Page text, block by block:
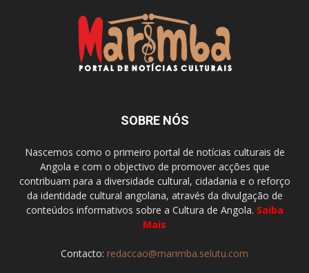
SOBRE NÓS
Nascemos como o primeiro portal de notícias culturais de
Angola e com o objectivo de promover acções que
contribuam para a diversidade cultural, cidadania e o reforço
da identidade cultural angolana, através da divulgação de
conteúdos informativos sobre a Cultura de Angola. Saiba
Mais
Contacto: redaccao@marimba.selutu.com